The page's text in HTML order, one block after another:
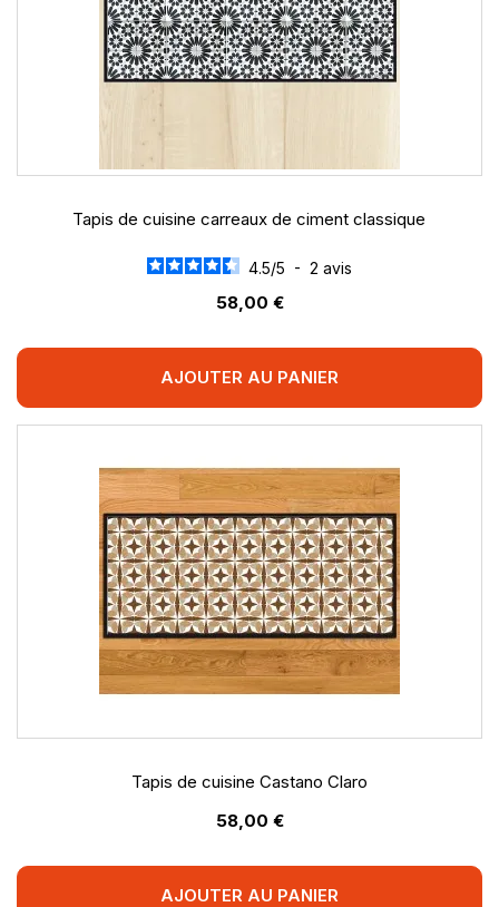
Tapis de cuisine carreaux de ciment classique
4.5/5 - 2 avis
58,00 €
AJOUTER AU PANIER
Tapis de cuisine Castano Claro
58,00 €
AJOUTER AU PANIER